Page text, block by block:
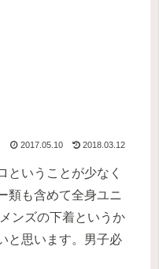
2017.05.10 2018.03.12
ということが少なく
類も含めて全身ユニ
ンズの下着というか
と思います。男子必